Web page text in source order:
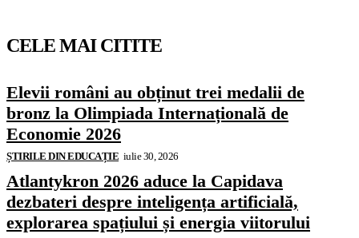
CELE MAI CITITE
Elevii români au obținut trei medalii de
bronz la Olimpiada Internațională de
Economie 2026
ȘTIRILE DIN EDUCAȚIE iulie 30, 2026
Atlantykron 2026 aduce la Capidava
dezbateri despre inteligența artificială,
explorarea spațiului și energia viitorului